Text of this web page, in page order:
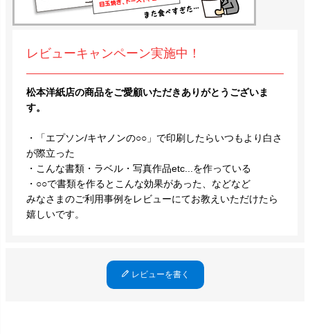
レビューキャンペーン実施中！
松本洋紙店の商品をご愛顧いただきありがとうございま
す。
・「エプソン/キヤノンの○○」で印刷したらいつもより白さ
が際立った
・こんな書類・ラベル・写真作品etc...を作っている
・○○で書類を作るとこんな効果があった、などなど
みなさまのご利用事例をレビューにてお教えいただけたら
嬉しいです。
レビューを書く